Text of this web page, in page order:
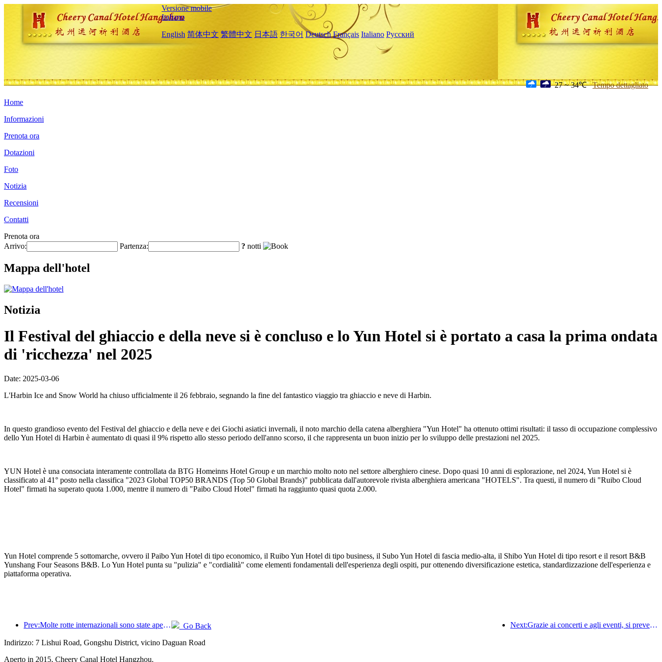
Versione mobile
Italiano
English 简体中文 繁體中文 日本語 한국어 Deutsch Français Italiano Русский
27 ~ 34℃ Tempo dettagliato
Home
Informazioni
Prenota ora
Dotazioni
Foto
Notizia
Recensioni
Contatti
Prenota ora
Arrivo:
Partenza: ? notti
Mappa dell'hotel
Notizia
Il Festival del ghiaccio e della neve si è concluso e lo Yun Hotel si è portato a casa la prima ondata
di 'ricchezza' nel 2025
Date: 2025-03-06
L'Harbin Ice and Snow World ha chiuso ufficialmente il 26 febbraio, segnando la fine del fantastico viaggio tra ghiaccio e neve di Harbin.
In questo grandioso evento del Festival del ghiaccio e della neve e dei Giochi asiatici invernali, il noto marchio della catena alberghiera "Yun Hotel" ha ottenuto ottimi risultati: il tasso di occupazione complessivo
dello Yun Hotel di Harbin è aumentato di quasi il 9% rispetto allo stesso periodo dell'anno scorso, il che rappresenta un buon inizio per lo sviluppo delle prestazioni nel 2025.
YUN Hotel è una consociata interamente controllata da BTG Homeinns Hotel Group e un marchio molto noto nel settore alberghiero cinese. Dopo quasi 10 anni di esplorazione, nel 2024, Yun Hotel si è
classificato al 41° posto nella classifica "2023 Global TOP50 BRANDS (Top 50 Global Brands)" pubblicata dall'autorevole rivista alberghiera americana "HOTELS". Tra questi, il numero di "Ruibo Cloud
Hotel" firmati ha superato quota 1.000, mentre il numero di "Paibo Cloud Hotel" firmati ha raggiunto quasi quota 2.000.
Yun Hotel comprende 5 sottomarche, ovvero il Paibo Yun Hotel di tipo economico, il Ruibo Yun Hotel di tipo business, il Subo Yun Hotel di fascia medio-alta, il Shibo Yun Hotel di tipo resort e il resort B&B
Yunshang Four Seasons B&B. Lo Yun Hotel punta su "pulizia" e "cordialità" come elementi fondamentali dell'esperienza degli ospiti, pur ottenendo diversificazione estetica, standardizzazione dell'esperienza e
piattaforma operativa.
Prev:Molte rotte internazionali sono state aperte e incrementate di recente Next:Grazie ai concerti e agli eventi, si prevede che le prestazioni alberghiere di Hangzhou continueranno a crescere a marzo
Go Back
Indirizzo: 7 Lishui Road, Gongshu District, vicino Daguan Road
Aperto in 2015, Cheery Canal Hotel Hangzhou.